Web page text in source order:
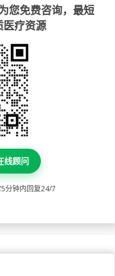
您免费咨询，最短
医疗资源
线顾问
分钟内回复24/7